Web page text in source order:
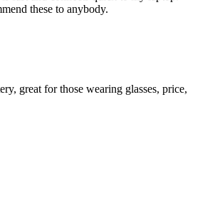
these to anybody.
great for those wearing glasses, price,